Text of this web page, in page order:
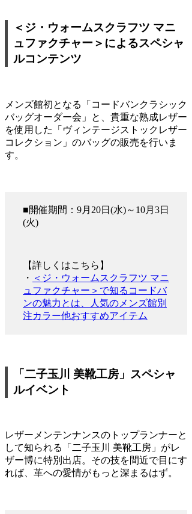
＜ジ・ウォームスクラフツ マニ
ュファクチャー＞によるスペシャ
ルコンテンツ
メンズ館初となる「コードバンクラシック
バッグオーダー会」と、貴重な熟成レザー
を使用した「ヴィンテージストックレザー
コレクション」のバッグの販売を行いま
す。
■開催期間：9月20日(水)～10月3日
(火)
【詳しくはこちら】
・ ＜ジ・ウォームスクラフツ マニ
ュファクチャー＞で知るコードバ
ンの魅力とは、人気のメンズ館別
注カラー他おすすめアイテム
「二子玉川 美靴工房」スペシャ
ルイベント
レザーメンテンナンスのトップランナーと
して知られる「二子玉川 美靴工房」がレ
ザー博に特別出店。その技を間近で目にす
れば、革への愛情がもっと深まるはず。